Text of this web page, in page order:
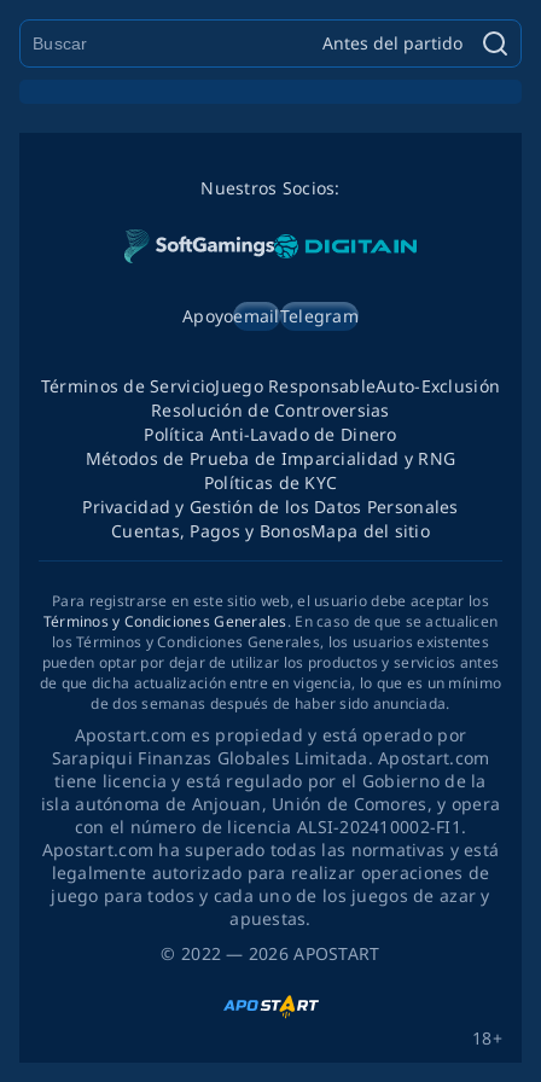
Antes del partido
© 2022 — 2026APOSTART
Nuestros Socios:
ApoyoemailTelegram
18+
Términos de ServicioJuego ResponsableAuto-Exclusión
Resolución de Controversias
Política Anti-Lavado de Dinero
Métodos de Prueba de Imparcialidad y RNG
Políticas de KYC
Privacidad y Gestión de los Datos Personales
Cuentas, Pagos y BonosMapa del sitio
Para registrarse en este sitio web, el usuario debe aceptar los
Términos y Condiciones Generales. En caso de que se actualicen
los Términos y Condiciones Generales, los usuarios existentes
pueden optar por dejar de utilizar los productos y servicios antes
de que dicha actualización entre en vigencia, lo que es un mínimo
de dos semanas después de haber sido anunciada.
Apostart.com es propiedad y está operado por
Sarapiqui Finanzas Globales Limitada. Apostart.com
tiene licencia y está regulado por el Gobierno de la
isla autónoma de Anjouan, Unión de Comores, y opera
con el número de licencia ALSI-202410002-FI1.
Apostart.com ha superado todas las normativas y está
legalmente autorizado para realizar operaciones de
juego para todos y cada uno de los juegos de azar y
apuestas.